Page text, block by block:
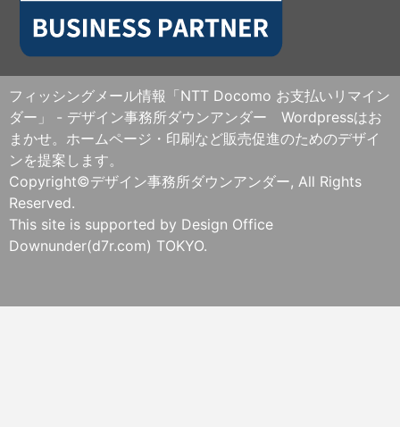
フィッシングメール情報「NTT Docomo お支払いリマイン
ダー」 - デザイン事務所ダウンアンダー Wordpressはお
まかせ。ホームページ・印刷など販売促進のためのデザイ
ンを提案します。
Copyright©デザイン事務所ダウンアンダー, All Rights
Reserved.
This site is supported by Design Office
Downunder(d7r.com) TOKYO.